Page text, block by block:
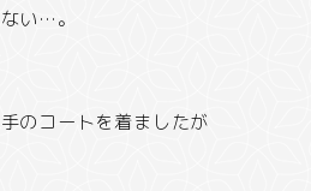
い…。
のコートを着ましたが